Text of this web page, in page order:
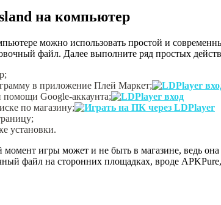
на компьютер
можно использовать простой и
файл. Далее выполните ряд простых
в приложение Плей Маркет;
помощи Google-аккаунта;
по магазину;
установки.
игры может и не быть в магазине, ведь она
файл на сторонних площадках, вроде